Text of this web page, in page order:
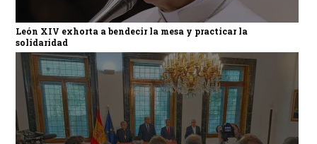
León XIV exhorta a bendecir la mesa y practicar la
solidaridad